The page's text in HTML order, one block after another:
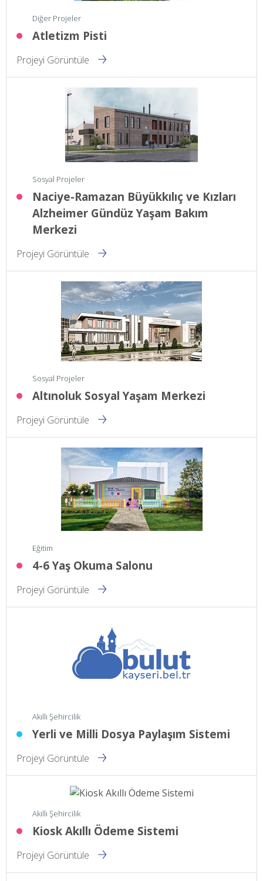
Diğer Projeler
Atletizm Pisti
Projeyi Görüntüle
Sosyal Projeler
Naciye-Ramazan Büyükkılıç ve Kızları
Alzheimer Gündüz Yaşam Bakım
Merkezi
Projeyi Görüntüle
Sosyal Projeler
Altınoluk Sosyal Yaşam Merkezi
Projeyi Görüntüle
Eğitim
4-6 Yaş Okuma Salonu
Projeyi Görüntüle
Akıllı Şehircilik
Yerli ve Milli Dosya Paylaşım Sistemi
Projeyi Görüntüle
Akıllı Şehircilik
Kiosk Akıllı Ödeme Sistemi
Projeyi Görüntüle